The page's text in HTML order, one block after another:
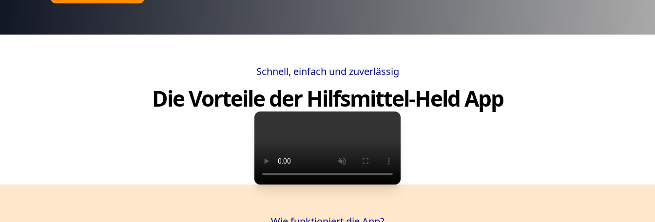
Schnell, einfach und zuverlässig
Die Vorteile der Hilfsmittel-Held App